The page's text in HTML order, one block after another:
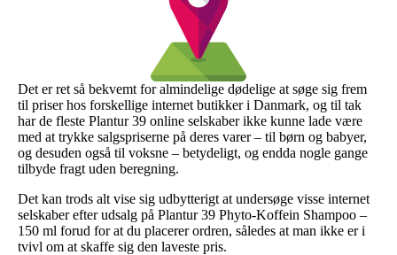
Det er ret så bekvemt for almindelige dødelige at søge sig frem
til priser hos forskellige internet butikker i Danmark, og til tak
har de fleste Plantur 39 online selskaber ikke kunne lade være
med at trykke salgspriserne på deres varer – til børn og babyer,
og desuden også til voksne – betydeligt, og endda nogle gange
tilbyde fragt uden beregning.
Det kan trods alt vise sig udbytterigt at undersøge visse internet
selskaber efter udsalg på Plantur 39 Phyto-Koffein Shampoo –
150 ml forud for at du placerer ordren, således at man ikke er i
tvivl om at skaffe sig den laveste pris.